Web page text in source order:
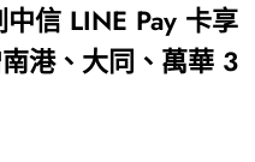
信 LINE Pay 卡享
港、大同、萬華 3